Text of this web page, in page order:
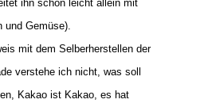
ihn schon leicht allein mit
und Gemüse).
mit dem Selberherstellen der
verstehe ich nicht, was soll
Kakao ist Kakao, es hat